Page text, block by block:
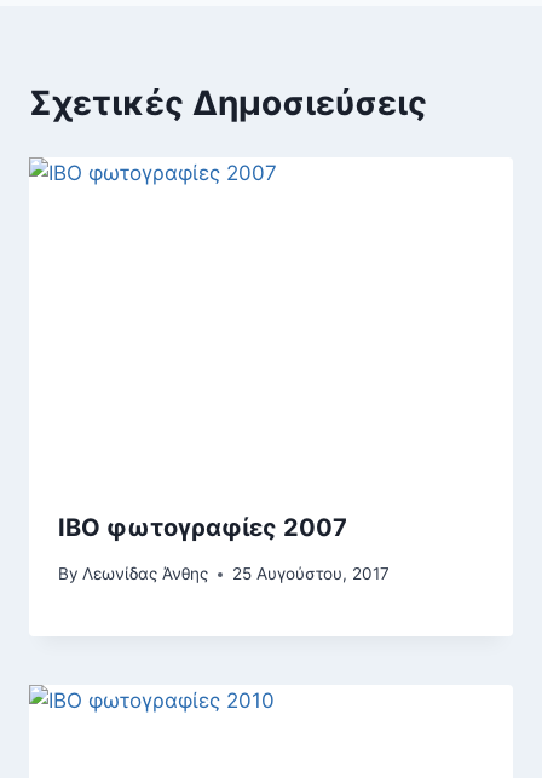
Σχετικές Δημοσιεύσεις
IBO φωτογραφίες 2007
By Λεωνίδας Άνθης 25 Αυγούστου, 2017